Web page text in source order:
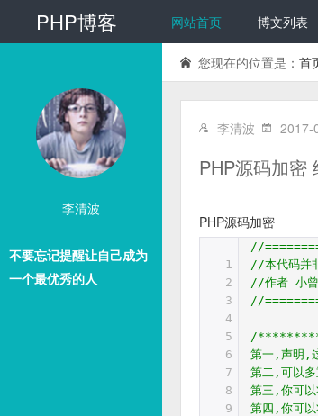
PHP博客 网站首页 博文列表
李清波
不要忘记提醒让自己成为
一个最优秀的人
您现在的位置是： 首
李清波 2017-
PHP源码加密
PHP源码加密
1
2
3
4
5
6
7
8
9
//
//本代码并
//作者 小
//
/
第一,声明,
第二,可以
第三,你可以
第四,你可